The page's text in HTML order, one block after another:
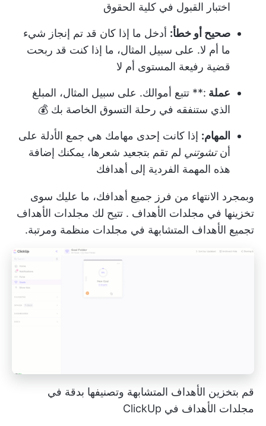
اختبار القبول في كلية الحقوق
صحيح أو خطأ: أدخل ما إذا كان قد تم إنجاز شيء
ما أم لا. على سبيل المثال، ما إذا كنت قد ربحت
قضية رفيعة المستوى أم لا
عملة :** تتبع أموالك. على سبيل المثال، المبلغ
الذي ستنفقه في رحلة التسوق الخاصة بك 💰
المهام: إذا كانت إحدى مهامك هي جمع الأدلة على
أنتشوتني لم تقم بتجعيد شعرها، يمكنك إضافة
هذه المهمة الفردية إلى أهدافك
وبمجرد الانتهاء من فرز جميع أهدافك، ما عليك سوى
تخزينها في مجلدات الأهداف . تتيح لك مجلدات الأهداف
تجميع الأهداف المتشابهة في مجلدات منظمة ومرتبة.
قم بتخزين الأهداف المتشابهة وتصنيفها بدقة في
مجلدات الأهداف في ClickUp